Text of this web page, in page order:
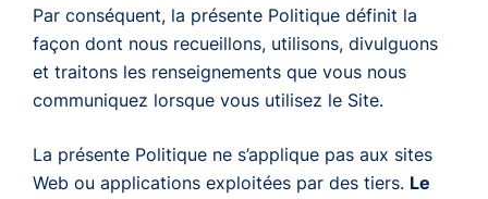
Par conséquent, la présente Politique définit la
façon dont nous recueillons, utilisons, divulguons
et traitons les renseignements que vous nous
communiquez lorsque vous utilisez le Site.
La présente Politique ne s’applique pas aux sites
Web ou applications exploitées par des tiers. Le